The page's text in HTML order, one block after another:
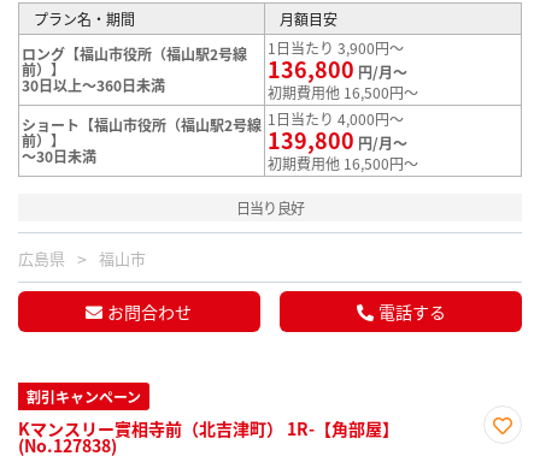
プラン名・期間
月額目安
ロング【福山市役所（福山駅2号線
前）】
30日以上～360日未満
1日当たり 3,900円～
136,800 円/月～
初期費用他 16,500円～
ショート【福山市役所（福山駅2号線
前）】
～30日未満
1日当たり 4,000円～
139,800 円/月～
初期費用他 16,500円～
日当り良好
広島県 福山市
お問合わせ 電話する
割引キャンペーン
Kマンスリー實相寺前（北吉津町） 1R-【角部屋】
(No.127838)